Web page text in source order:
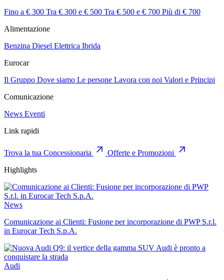
Fino a € 300 Tra € 300 e € 500 Tra € 500 e € 700 Più di € 700
Alimentazione
Benzina Diesel Elettrica Ibrida
Eurocar
Il Gruppo Dove siamo Le persone Lavora con noi Valori e Principi
Comunicazione
News Eventi
Link rapidi
Trova la tua Concessionaria
Offerte e Promozioni
Highlights
News
Comunicazione ai Clienti: Fusione per incorporazione di PWP S.r.l.
in Eurocar Tech S.p.A.
Audi